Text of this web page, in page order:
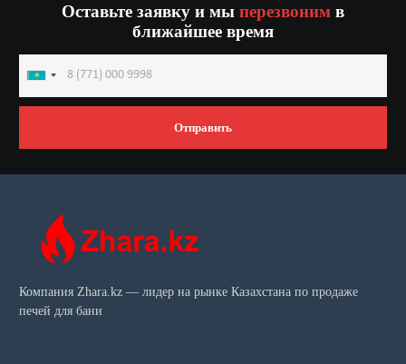
Оставьте заявку и мы перезвоним в
ближайшее время
Kazakhstan
+7
Отправить
Компания Zhara.kz — лидер на рынке Казахстана по продаже
печей для бани